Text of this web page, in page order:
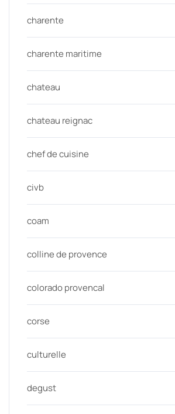
charente
charente maritime
chateau
chateau reignac
chef de cuisine
civb
coam
colline de provence
colorado provencal
corse
culturelle
degust